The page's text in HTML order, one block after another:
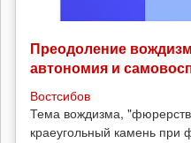
Преодоление
автономия и
Востсибов
Тема вождизма,
краеугольный камень